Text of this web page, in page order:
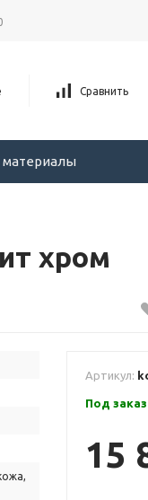
Сравнить
материалы
хром
Артикул:
Под
15